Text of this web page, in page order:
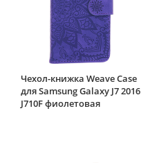
Чехол-книжка Weave Case
для Samsung Galaxy J7 2016
J710F фиолетовая